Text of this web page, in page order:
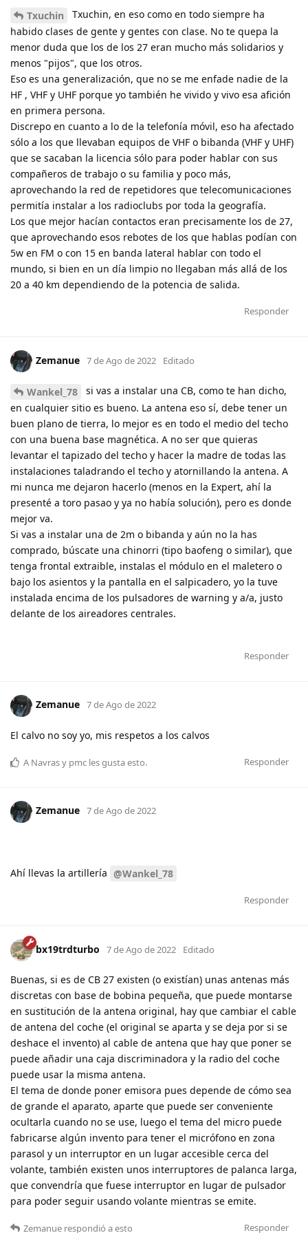
Txuchin
Txuchin, en eso como en todo siempre ha
habido clases de gente y gentes con clase. No te quepa la
menor duda que los de los 27 eran mucho más solidarios y
menos "pijos", que los otros.
Eso es una generalización, que no se me enfade nadie de la
HF , VHF y UHF porque yo también he vivido y vivo esa afición
en primera persona.
Discrepo en cuanto a lo de la telefonía móvil, eso ha afectado
sólo a los que llevaban equipos de VHF o bibanda (VHF y UHF)
que se sacaban la licencia sólo para poder hablar con sus
compañeros de trabajo o su familia y poco más,
aprovechando la red de repetidores que telecomunicaciones
permitía instalar a los radioclubs por toda la geografía.
Los que mejor hacían contactos eran precisamente los de 27,
que aprovechando esos rebotes de los que hablas podían con
5w en FM o con 15 en banda lateral hablar con todo el
mundo, si bien en un día limpio no llegaban más allá de los
20 a 40 km dependiendo de la potencia de salida.
Responder
Zemanue 7 de Ago de 2022 Editado
Wankel_78
si vas a instalar una CB, como te han dicho,
en cualquier sitio es bueno. La antena eso sí, debe tener un
buen plano de tierra, lo mejor es en todo el medio del techo
con una buena base magnética. A no ser que quieras
levantar el tapizado del techo y hacer la madre de todas las
instalaciones taladrando el techo y atornillando la antena. A
mi nunca me dejaron hacerlo (menos en la Expert, ahí la
presenté a toro pasao y ya no había solución), pero es donde
mejor va.
Si vas a instalar una de 2m o bibanda y aún no la has
comprado, búscate una chinorri (tipo baofeng o similar), que
tenga frontal extraible, instalas el módulo en el maletero o
bajo los asientos y la pantalla en el salpicadero, yo la tuve
instalada encima de los pulsadores de warning y a/a, justo
delante de los aireadores centrales.
Responder
Zemanue 7 de Ago de 2022
El calvo no soy yo, mis respetos a los calvos
Responder
A Navrasy pmc les gusta esto.
Zemanue 7 de Ago de 2022
Ahí llevas la artillería @Wankel_78
Responder
bx19trdturbo 7 de Ago de 2022 Editado
Buenas, si es de CB 27 existen (o existían) unas antenas más
discretas con base de bobina pequeña, que puede montarse
en sustitución de la antena original, hay que cambiar el cable
de antena del coche (el original se aparta y se deja por si se
deshace el invento) al cable de antena que hay que poner se
puede añadir una caja discriminadora y la radio del coche
puede usar la misma antena.
El tema de donde poner emisora pues depende de cómo sea
de grande el aparato, aparte que puede ser conveniente
ocultarla cuando no se use, luego el tema del micro puede
fabricarse algún invento para tener el micrófono en zona
parasol y un interruptor en un lugar accesible cerca del
volante, también existen unos interruptores de palanca larga,
que convendría que fuese interruptor en lugar de pulsador
para poder seguir usando volante mientras se emite.
Responder
Zemanue respondió a esto